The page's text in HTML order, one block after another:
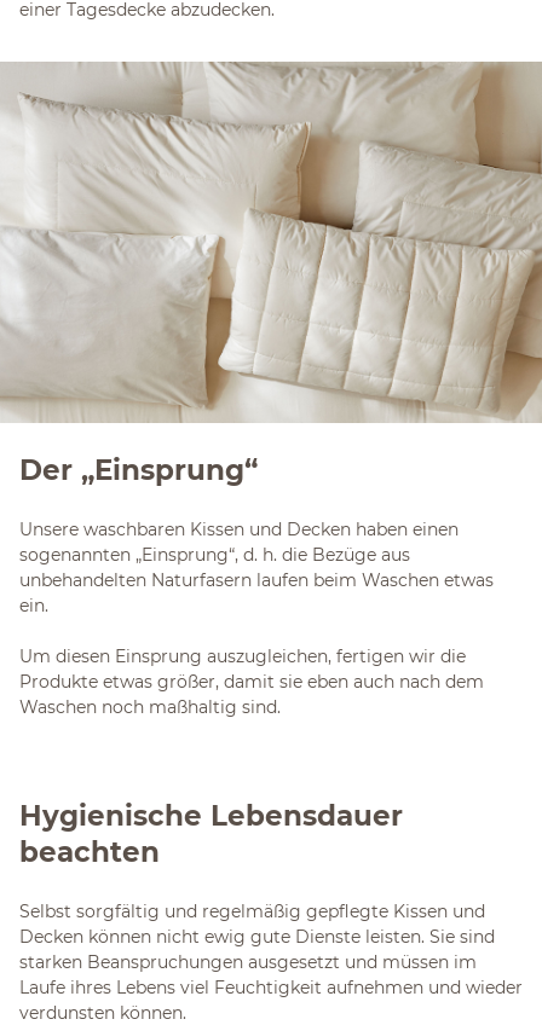
einer Tagesdecke abzudecken.
Der „Einsprung“
Unsere waschbaren Kissen und Decken haben einen
sogenannten „Einsprung“, d. h. die Bezüge aus
unbehandelten Naturfasern laufen beim Waschen etwas
ein.
Um diesen Einsprung auszugleichen, fertigen wir die
Produkte etwas größer, damit sie eben auch nach dem
Waschen noch maßhaltig sind.
Hygienische Lebensdauer
beachten
Selbst sorgfältig und regelmäßig gepflegte Kissen und
Decken können nicht ewig gute Dienste leisten. Sie sind
starken Beanspruchungen ausgesetzt und müssen im
Laufe ihres Lebens viel Feuchtigkeit aufnehmen und wieder
verdunsten können.